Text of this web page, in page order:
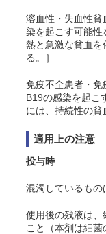
溶血性・失血性
染を起こす可能性
熱と急激な貧血を
る。］
免疫不全患者・免
B19の感染を起こ
には、持続性の貧
適用上の注意
投与時
混濁しているもの
使用後の残液は、
こと（本剤は細